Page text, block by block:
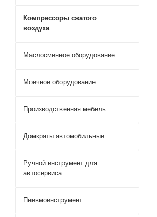
Компрессоры сжатого
воздуха
Маслосменное оборудование
Моечное оборудование
Производственная мебель
Домкраты автомобильные
Ручной инструмент для
автосервиса
Пневмоинструмент